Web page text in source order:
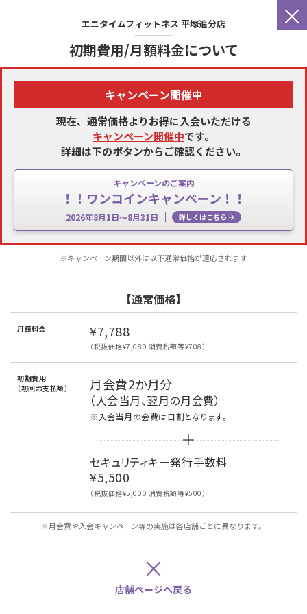
×
エニタイムフィットネス 平塚追分店
初期費用/月額料金について
キャンペーン開催中
現在、通常価格よりお得に入会いただける
キャンペーン開催中です。
詳細は下のボタンからご確認ください。
キャンペーンのご案内
！！ワンコインキャンペーン！！
2026年8月1日～8月31日 詳しくはこちら
※キャンペーン期間以外は以下通常価格が適応されます
【通常価格】
月額料金 ¥7,788
（税抜価格¥7,080 消費税額等¥708）
初期費用
（初回お支払額）
月会費2か月分
（入会当月、翌月の月会費）
※入会当月の会費は日割となります。
セキュリティキー発行手数料
¥5,500
（税抜価格¥5,000 消費税額等¥500）
※月会費や入会キャンペーン等の実施は各店舗ごとに異なります。
×
店舗ページへ戻る